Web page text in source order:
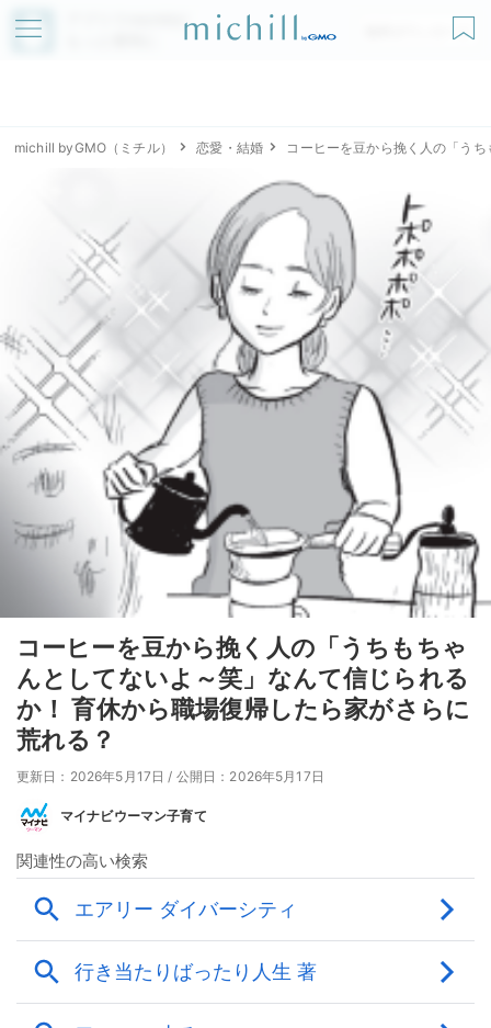
アプリでmichillが
無料ダウンロード
michill byGMO（ミチル） 恋愛・結婚 コーヒーを豆から挽く人の「う
コーヒーを豆から挽く人の「うちもちゃ
んとしてないよ～笑」なんて信じられる
か！ 育休から職場復帰したら家がさらに
荒れる？
更新日：2026年5月17日 / 公開日：2026年5月17日
マイナビウーマン子育て